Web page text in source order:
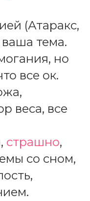
(Атаракс,
тема.
но
все ок.
веса, все
страшно,
со сном,